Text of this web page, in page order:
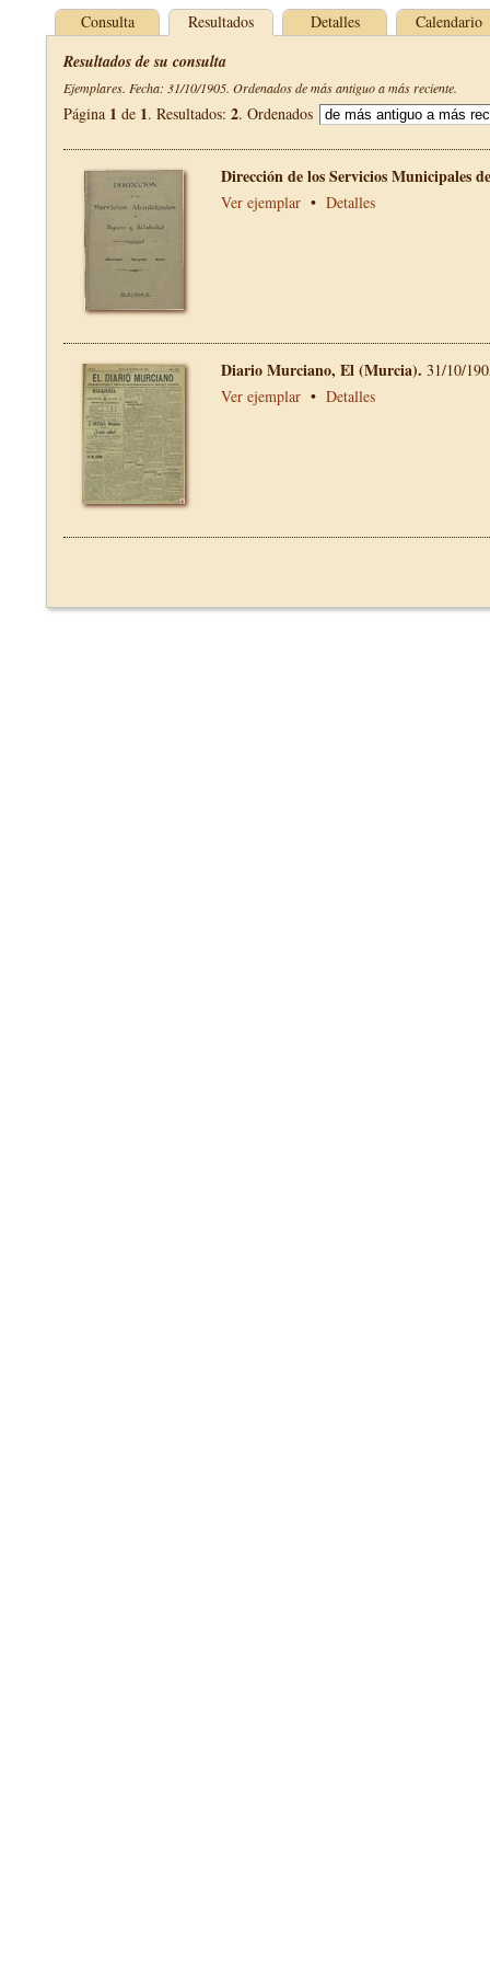
Consulta Resultados Detalles Calendario
Resultados de su consulta
Ejemplares. Fecha: 31/10/1905. Ordenados de más antiguo a más reciente.
Página 1 de 1. Resultados: 2. Ordenados
Dirección de los Servicios Municipales
Ver ejemplar • Detalles
Diario Murciano, El (Murcia). 31/10/
Ver ejemplar • Detalles